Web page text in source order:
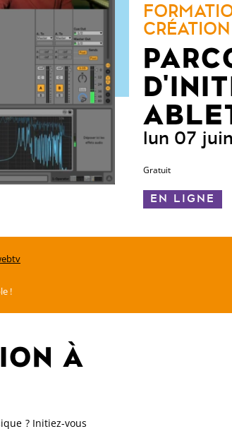
lun 07
Gratuit
EN LIGNE
!
À
? Initiez-vous